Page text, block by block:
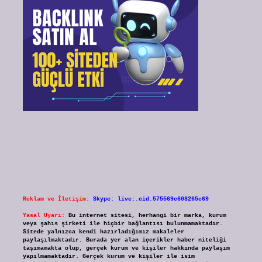
Reklam ve İletişim: Skype: live:.cid.575569c608265c69
Yasal Uyarı:
Bu internet sitesi, herhangi bir marka, kurum
veya şahıs şirketi ile hiçbir bağlantısı bulunmamaktadır.
Sitede yalnızca kendi hazırladığımız makaleler
paylaşılmaktadır. Burada yer alan içerikler haber niteliği
taşımamakta olup, gerçek kurum ve kişiler hakkında paylaşım
yapılmamaktadır. Gerçek kurum ve kişiler ile isim